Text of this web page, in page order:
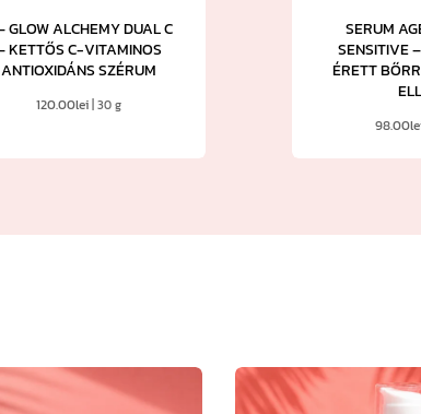
GLOW ALCHEMY DUAL C
KETTŐS C-VITAMINOS
ANTIOXIDÁNS SZÉRUM
120.00lei | 30 g
SERUM
SENSITIVE
ÉRETT
98.00